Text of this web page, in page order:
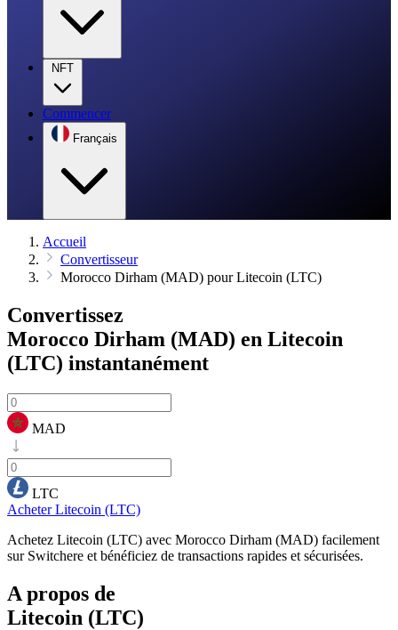
NFT
Commencer
Français
Accueil
Convertisseur
Morocco Dirham (MAD) pour Litecoin (LTC)
Convertissez
Morocco Dirham (MAD) en Litecoin
(LTC) instantanément
MAD
LTC
Acheter Litecoin (LTC)
Achetez Litecoin (LTC) avec Morocco Dirham (MAD) facilement
sur Switchere et bénéficiez de transactions rapides et sécurisées.
A propos de
Litecoin (LTC)